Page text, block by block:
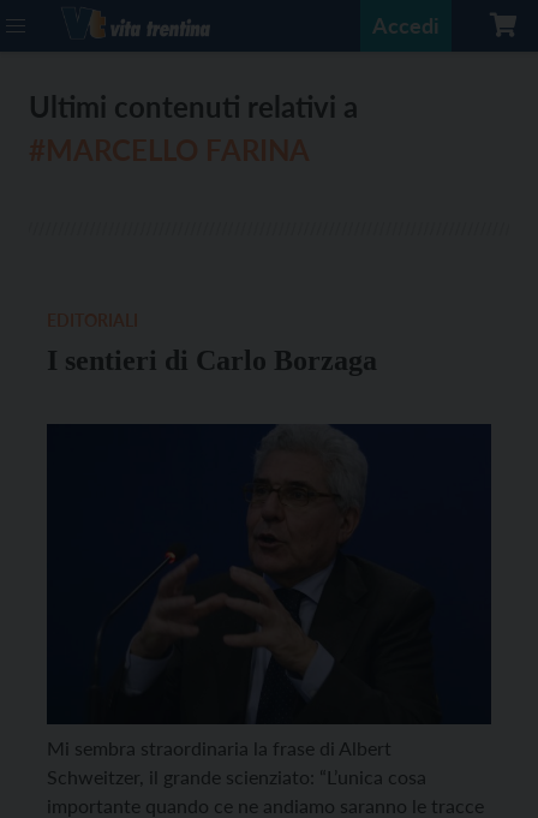
Accedi
Ultimi contenuti relativi a
I sentieri di Carlo Borzaga
Mi sembra straordinaria la frase di Albert
Schweitzer, il grande scienziato: “L’unica cosa
importante quando ce ne andiamo saranno le tracce